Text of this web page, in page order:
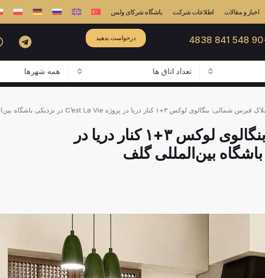
اخبار و مقالات اطلاعات شرکت باشگاه شرکای ولس
درخواست بدهید
تعداد اتاق ها همه شهرها
SB-308 املاک قبرس شمالی: بنگالوی لوکس ۳+۱ کنار دریا در